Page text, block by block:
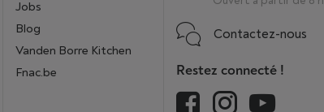
Jobs
Blog
Vanden Borre Kitchen
Fnac.be
Contactez-nous
Restez connecté !